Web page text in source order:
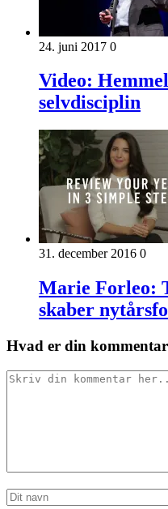
24. juni 2017 0
Video:
selvdisciplin
31. december 2016 0
Marie Forleo:
skaber
Hvad er din